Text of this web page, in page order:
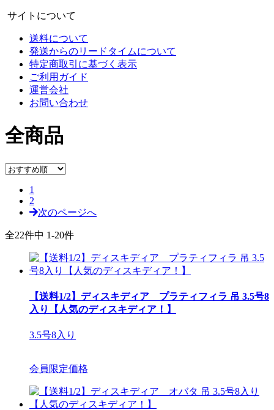
サイトについて
送料について
発送からのリードタイムについて
特定商取引に基づく表示
ご利用ガイド
運営会社
お問い合わせ
全商品
1
2
次のページへ
全22件中 1-20件
【送料1/2】ディスキディア プラティフィラ 吊 3.5号8
入り【人気のディスキディア！】
3.5号8入り
会員限定価格